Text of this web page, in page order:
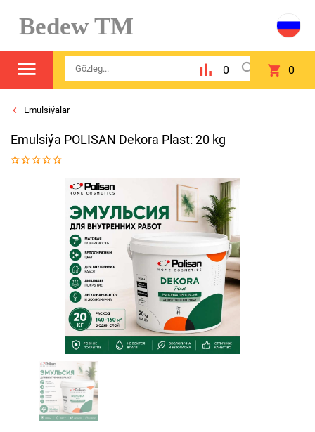
Bedew TM
0 0
Emulsiýalar
Emulsiýa POLISAN Dekora Plast: 20 kg